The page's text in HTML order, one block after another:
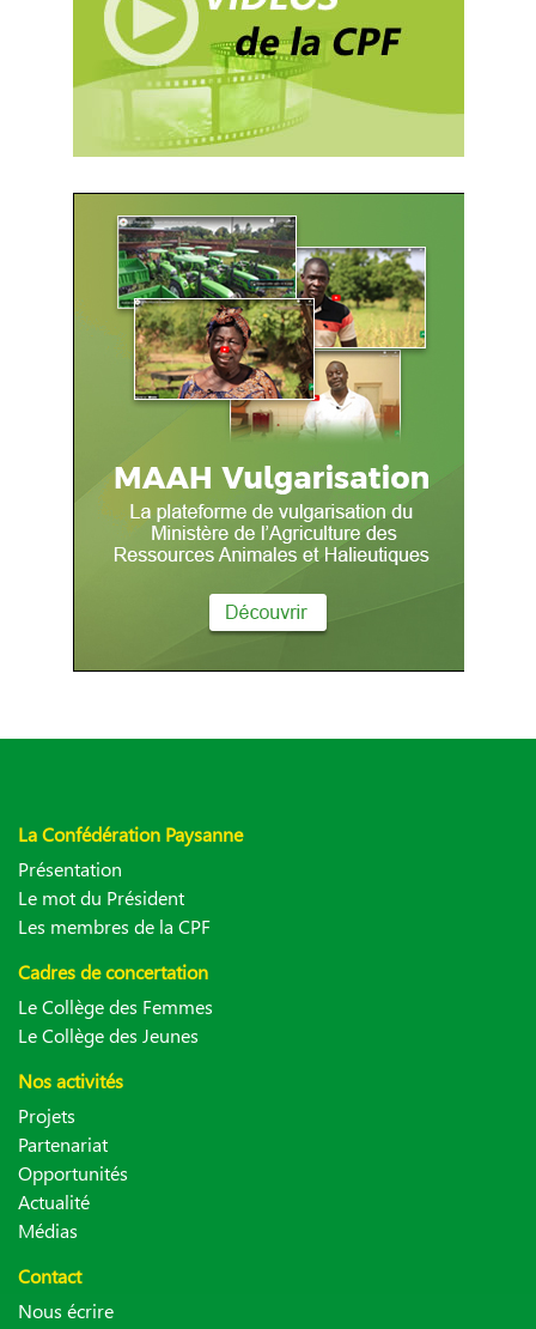
La Confédération Paysanne
Présentation
Le mot du Président
Les membres de la CPF
Cadres de concertation
Le Collège des Femmes
Le Collège des Jeunes
Nos activités
Projets
Partenariat
Opportunités
Actualité
Médias
Contact
Nous écrire